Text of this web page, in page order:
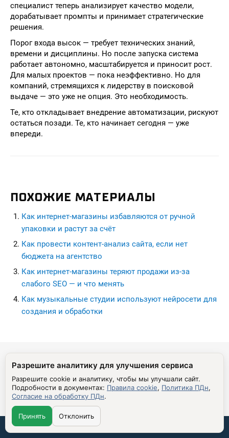
специалист теперь анализирует качество модели,
дорабатывает промпты и принимает стратегические
решения.
Порог входа высок — требует технических знаний,
времени и дисциплины. Но после запуска система
работает автономно, масштабируется и приносит рост.
Для малых проектов — пока неэффективно. Но для
компаний, стремящихся к лидерству в поисковой
выдаче — это уже не опция. Это необходимость.
Те, кто откладывает внедрение автоматизации, рискуют
остаться позади. Те, кто начинает сегодня — уже
впереди.
ПОХОЖИЕ МАТЕРИАЛЫ
Как интернет-магазины избавляются от ручной
упаковки и растут за счёт
Как провести контент-анализ сайта, если нет
бюджета на агентство
Как интернет-магазины теряют продажи из-за
слабого SEO — и что менять
Как музыкальные студии используют нейросети для
создания и обработки
© 2009 - 2026 Алексей Лазутин.
Перепечатка и использование материалов с данного сайта,
разрешена только по согласию с владельцем. Владелец
оставляет за собой право воспользоваться 146 статьей
УК РФ при нарушении авторских и смежных прав.
Связаться со мной:
Разрешите аналитику для улучшения сервиса
Разрешите cookie и аналитику, чтобы мы улучшали сайт.
Подробности в документах: Правила cookie, Политика ПДн,
Согласие на обработку ПДн.
Принять Отклонить